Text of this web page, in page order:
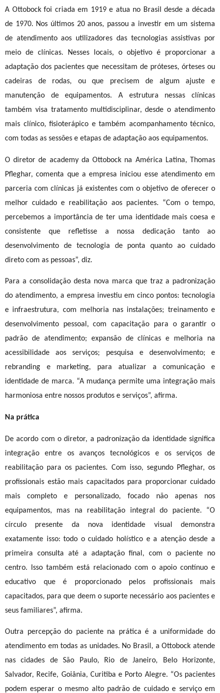
A Ottobock foi criada em 1919 e atua no Brasil desde a década
de 1970. Nos últimos 20 anos, passou a investir em um sistema
de atendimento aos utilizadores das tecnologias assistivas por
meio de clínicas. Nesses locais, o objetivo é proporcionar a
adaptação dos pacientes que necessitam de próteses, órteses ou
cadeiras de rodas, ou que precisem de algum ajuste e
manutenção de equipamentos. A estrutura nessas clínicas
também visa tratamento multidisciplinar, desde o atendimento
mais clínico, fisioterápico e também acompanhamento técnico,
com todas as sessões e etapas de adaptação aos equipamentos.
O diretor de academy da Ottobock na América Latina, Thomas
Pfleghar, comenta que a empresa iniciou esse atendimento em
parceria com clínicas já existentes com o objetivo de oferecer o
melhor cuidado e reabilitação aos pacientes. “Com o tempo,
percebemos a importância de ter uma identidade mais coesa e
consistente que refletisse a nossa dedicação tanto ao
desenvolvimento de tecnologia de ponta quanto ao cuidado
direto com as pessoas”, diz.
Para a consolidação desta nova marca que traz a padronização
do atendimento, a empresa investiu em cinco pontos: tecnologia
e infraestrutura, com melhoria nas instalações; treinamento e
desenvolvimento pessoal, com capacitação para o garantir o
padrão de atendimento; expansão de clínicas e melhoria na
acessibilidade aos serviços; pesquisa e desenvolvimento; e
rebranding e marketing, para atualizar a comunicação e
identidade de marca. “A mudança permite uma integração mais
harmoniosa entre nossos produtos e serviços”, afirma.
Na prática
De acordo com o diretor, a padronização da identidade significa
integração entre os avanços tecnológicos e os serviços de
reabilitação para os pacientes. Com isso, segundo Pfleghar, os
profissionais estão mais capacitados para proporcionar cuidado
mais completo e personalizado, focado não apenas nos
equipamentos, mas na reabilitação integral do paciente. “O
círculo presente da nova identidade visual demonstra
exatamente isso: todo o cuidado holístico e a atenção desde a
primeira consulta até a adaptação final, com o paciente no
centro. Isso também está relacionado com o apoio contínuo e
educativo que é proporcionado pelos profissionais mais
capacitados, para que deem o suporte necessário aos pacientes e
seus familiares”, afirma.
Outra percepção do paciente na prática é a uniformidade do
atendimento em todas as unidades. No Brasil, a Ottobock atende
nas cidades de São Paulo, Rio de Janeiro, Belo Horizonte,
Salvador, Recife, Goiânia, Curitiba e Porto Alegre. “Os pacientes
podem esperar o mesmo alto padrão de cuidado e serviço em